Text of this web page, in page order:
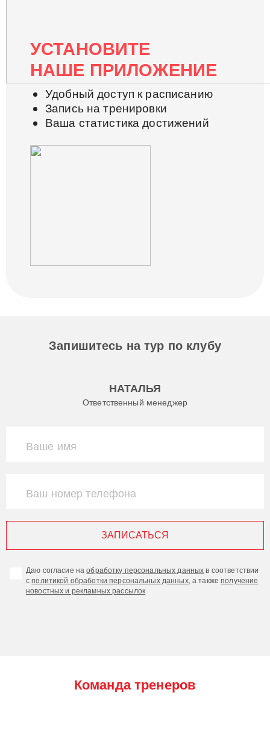
УСТАНОВИТЕ
НАШЕ ПРИЛОЖЕНИЕ
Удобный доступ к расписанию
Запись на тренировки
Ваша статистика достижений
Запишитесь на тур по клубу
НАТАЛЬЯ
Ответственный менеджер
Ваше имя
Ваш номер телефона
ЗАПИСАТЬСЯ
Даю согласие наобработку персональных данных в соответствии
сполитикой обработки персональных данных, а такжеполучение
новостных и рекламных рассылок
Команда тренеров